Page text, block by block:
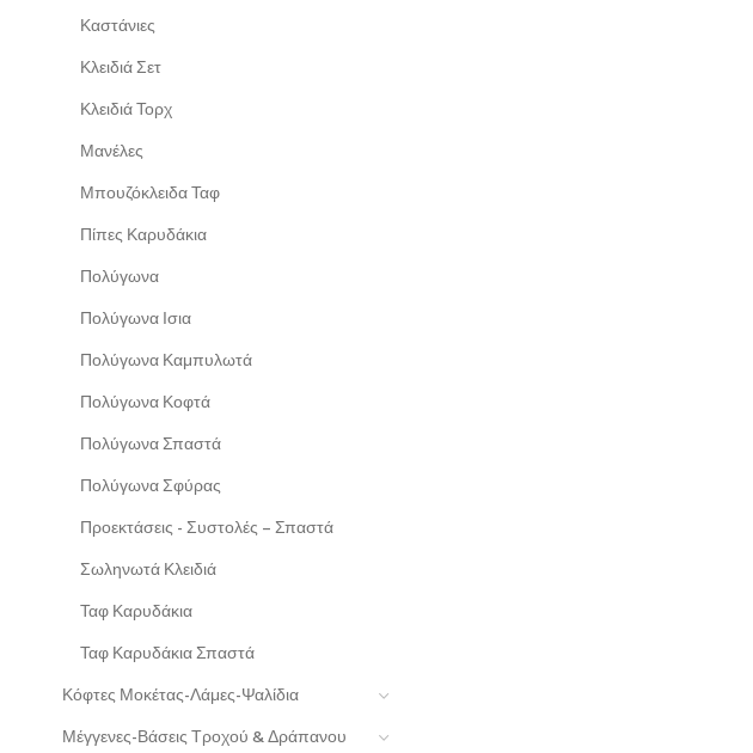
Καστάνιες
Κλειδιά Σετ
Κλειδιά Τορχ
Μανέλες
Μπουζόκλειδα Ταφ
Πίπες Καρυδάκια
Πολύγωνα
Πολύγωνα Ισια
Πολύγωνα Καμπυλωτά
Πολύγωνα Κοφτά
Πολύγωνα Σπαστά
Πολύγωνα Σφύρας
Προεκτάσεις - Συστολές – Σπαστά
Σωληνωτά Κλειδιά
Ταφ Καρυδάκια
Ταφ Καρυδάκια Σπαστά
Κόφτες Μοκέτας-Λάμες-Ψαλίδια
Μέγγενες-Βάσεις Τροχού & Δράπανου